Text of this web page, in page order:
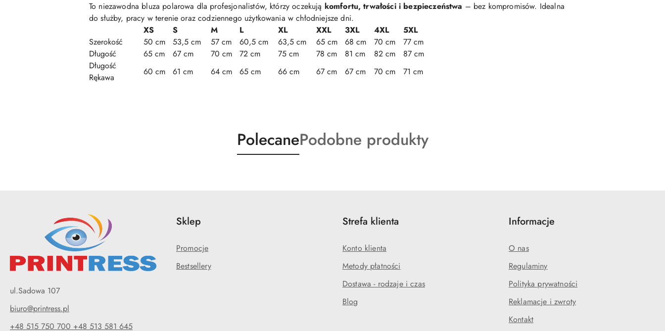
To niezawodna bluza polarowa dla profesjonalistów, którzy oczekują komfortu, trwałości i bezpieczeństwa – bez kompromisów. Idealna
do służby, pracy w terenie oraz codziennego użytkowania w chłodniejsze dni.
XS
S M L XL XXL 3XL 4XL
5XL
Szerokość
50 cm 53,5 cm 57 cm 60,5 cm 63,5 cm 65 cm 68 cm 70 cm
77 cm
Długość
65 cm 67 cm 70 cm 72 cm 75 cm 78 cm 81 cm 82 cm
87 cm
Długość
Rękawa
60 cm 61 cm 64 cm 65 cm 66 cm 67 cm 67 cm 70 cm 71 cm
Produkty
o
PolecaneProdukty
o
Podobne produkty
ul.Sadowa 107
biuro@printress.pl
+48 515 750 700 +48 513 581 645
Sklep
Promocje
Bestsellery
Strefa klienta
Konto klienta
Metody płatności
Dostawa - rodzaje i czas
Blog
Informacje
O nas
Regulaminy
Polityka prywatności
Reklamacje i zwroty
Kontakt